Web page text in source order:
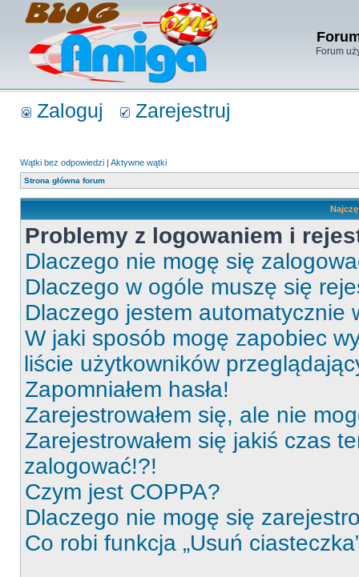
Forum
Zaloguj Zarejestruj
Wątki bez odpowiedzi | Aktywne wątki
Strona główna forum
Problemy z logowaniem i
Dlaczego nie mogę się
Dlaczego w ogóle muszę się
Dlaczego jestem automatycznie
W jaki sposób mogę zapobiec
liście użytkowników
Zapomniałem hasła!
Zarejestrowałem się, ale nie
Zarejestrowałem się jakiś czas
zalogować!?!
Czym jest COPPA?
Dlaczego nie mogę się
Co robi funkcja „Usuń